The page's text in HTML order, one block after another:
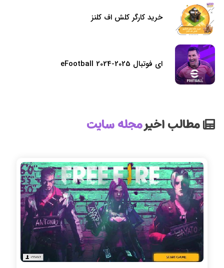
خرید کارگر کلش اف کلنز
ای فوتبال eFootball 2024-2025
مطالب اخیرمجله سایت